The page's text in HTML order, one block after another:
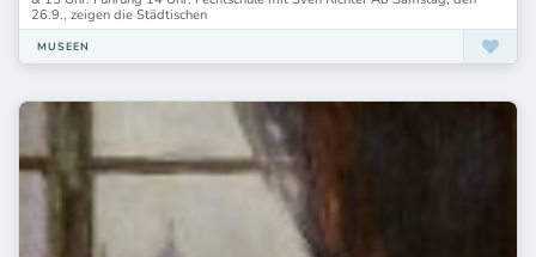
P26 Paul-Clemen-Museum
Palais Populaire Berlin
Panorama Museum
Pinakothek der Moderne
Potsdam Museum
RAUM SCHROTH im Museum Wilhelm Morgner
Reiss-Engelhorn-Museen
26.9., zeigen die Städtischen
MUSEEN